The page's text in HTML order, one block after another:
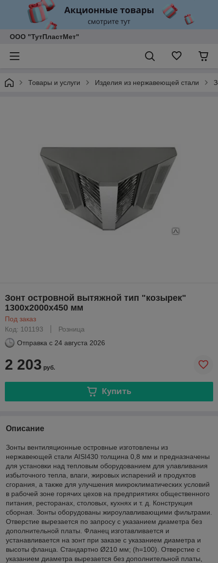
ООО "ТутПластМет"
Товары и услуги Изделия из нержавеющей стали
Зонт островной вытяжной тип "козырек"
1300х2000х450 мм
Под заказ
Код: 101193
Розница
Отправка с 24 августа 2026
2 203 руб.
Купить
Описание
Зонты вентиляционные островные изготовлены из
нержавеющей стали AISI430 толщина 0,8 мм и предназначены
для установки над тепловым оборудованием для улавливания
избыточного тепла, влаги, жировых испарений и продуктов
сгорания, а также для улучшения микроклиматических условий
в рабочей зоне горячих цехов на предприятиях общественного
питания, ресторанах, столовых, кухнях и т. д. Конструкция
сборная. Зонты оборудованы жироулавливающими фильтрами.
Отверстие вырезается по запросу с указанием диаметра без
дополнительной платы. Фланец изготавливается и
устанавливается на зонт при заказе с указанием диаметра и
высоты фланца. Стандартно Ø210 мм; (h=100). Отверстие с
указанием диаметра вырезается без дополнительной платы,